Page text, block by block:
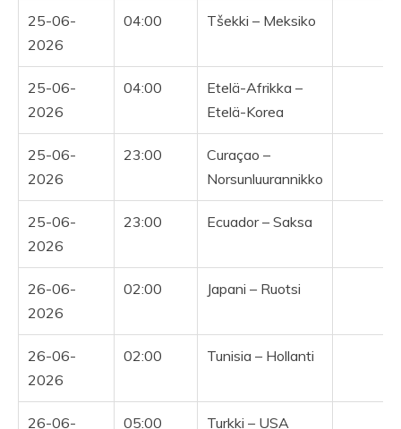
25-06-
2026
04:00 Tšekki – Meksiko
25-06-
2026
04:00
Etelä-Afrikka –
Etelä-Korea
25-06-
2026
23:00
Curaçao –
Norsunluurannikko
25-06-
2026
23:00 Ecuador – Saksa
26-06-
2026
02:00 Japani – Ruotsi
26-06-
2026
02:00 Tunisia – Hollanti
26-06- 05:00 Turkki – USA